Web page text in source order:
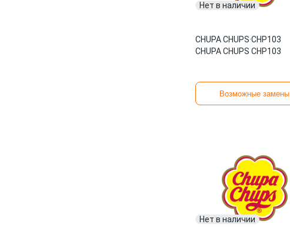
Нет в наличии
CHUPA CHUPS·CHP103
CHUPA CHUPS CHP103
Возможные замены
Нет в наличии